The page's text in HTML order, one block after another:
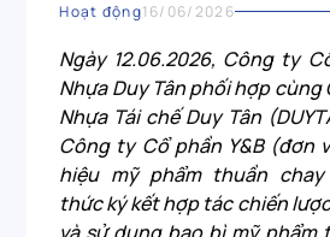
Hoạt động16/06/2026
Ngày 12.06.2026, Công ty
Nhựa Duy Tân phối hợp
Nhựa Tái chế Duy Tân
Công ty Cổ phần Y&B (đơn
hiệu mỹ phẩm thuần
thức ký kết hợp tác chiến